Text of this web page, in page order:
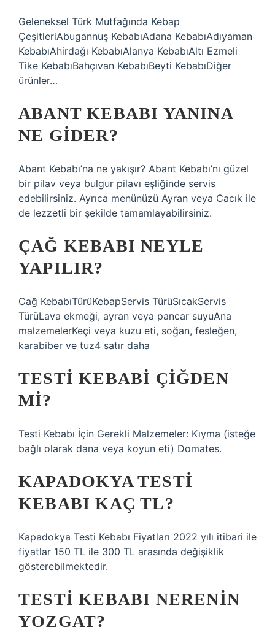
Geleneksel Türk Mutfağında Kebap
ÇeşitleriAbugannuş KebabıAdana KebabıAdıyaman
KebabıAhirdağı KebabıAlanya KebabıAltı Ezmeli
Tike KebabıBahçıvan KebabıBeyti KebabıDiğer
ürünler…
ABANT KEBABI YANINA
NE GIDER?
Abant Kebabı’na ne yakışır? Abant Kebabı’nı güzel
bir pilav veya bulgur pilavı eşliğinde servis
edebilirsiniz. Ayrıca menünüzü Ayran veya Cacık ile
de lezzetli bir şekilde tamamlayabilirsiniz.
ÇAĞ KEBABI NEYLE
YAPILIR?
Cağ KebabıTürüKebapServis TürüSıcakServis
TürüLava ekmeği, ayran veya pancar suyuAna
malzemelerKeçi veya kuzu eti, soğan, fesleğen,
karabiber ve tuz4 satır daha
TESTI KEBABI ÇIĞDEN
MI?
Testi Kebabı İçin Gerekli Malzemeler: Kıyma (isteğe
bağlı olarak dana veya koyun eti) Domates.
KAPADOKYA TESTI
KEBABI KAÇ TL?
Kapadokya Testi Kebabı Fiyatları 2022 yılı itibari ile
fiyatlar 150 TL ile 300 TL arasında değişiklik
gösterebilmektedir.
TESTI KEBABI NERENIN
YOZGAT?